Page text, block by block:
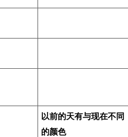
以前的天有与现在不同
的颜色